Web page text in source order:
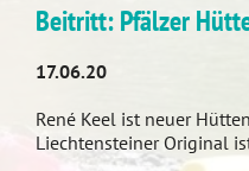
Beitritt: Pfälzer
17.06.20
René Keel ist neuer
Liechtensteiner Original